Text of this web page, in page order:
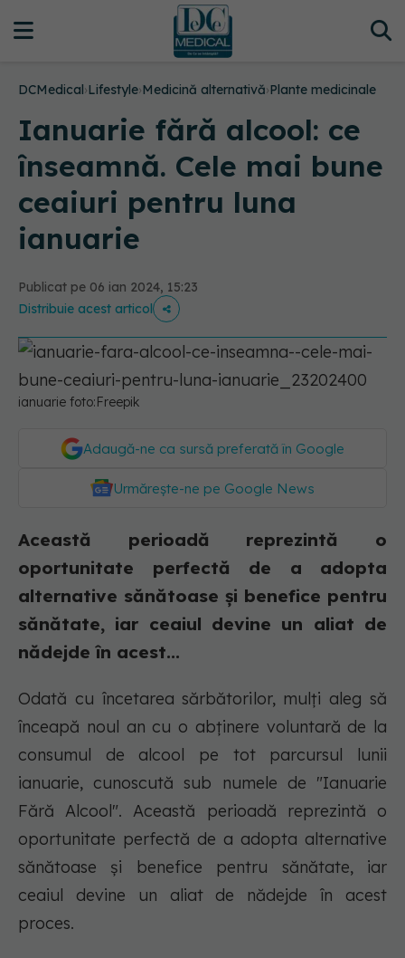
DCMedical›Lifestyle›Medicină alternativă›Plante medicinale
Ianuarie fără alcool: ce
înseamnă. Cele mai bune
ceaiuri pentru luna
ianuarie
Publicat pe 06 ian 2024, 15:23
Distribuie acest articol
ianuarie foto:Freepik
Adaugă-ne ca sursă preferată în Google
Urmărește-ne pe Google News
Această perioadă reprezintă o
oportunitate perfectă de a adopta
alternative sănătoase și benefice pentru
sănătate, iar ceaiul devine un aliat de
nădejde în acest...
Odată cu încetarea sărbătorilor, mulți aleg să
înceapă noul an cu o abținere voluntară de la
consumul de alcool pe tot parcursul lunii
ianuarie, cunoscută sub numele de "Ianuarie
Fără Alcool". Această perioadă reprezintă o
oportunitate perfectă de a adopta alternative
sănătoase și benefice pentru sănătate, iar
ceaiul devine un aliat de nădejde în acest
proces.